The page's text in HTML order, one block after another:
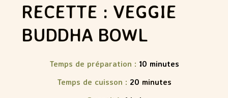
RECETTE : VEGGIE
BUDDHA BOWL
Temps de préparation : 10 minutes
Temps de cuisson : 20 minutes